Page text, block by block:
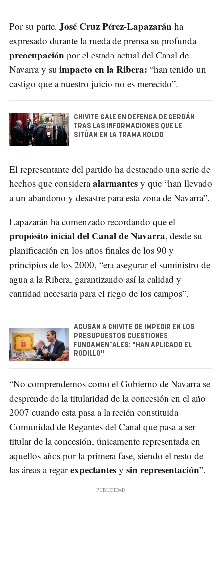
Por su parte, José Cruz Pérez-Lapazarán ha
expresado durante la rueda de prensa su profunda
preocupación por el estado actual del Canal de
Navarra y su impacto en la Ribera: “han tenido un
castigo que a nuestro juicio no es merecido”.
CHIVITE SALE EN DEFENSA DE CERDÁN
TRAS LAS INFORMACIONES QUE LE
SITÚAN EN LA TRAMA KOLDO
El representante del partido ha destacado una serie de
hechos que consideraalarmantes y que “han llevado
a un abandono y desastre para esta zona de Navarra”.
Lapazarán ha comenzado recordando que el
propósito inicial del Canal de Navarra, desde su
planificación en los años finales de los 90 y
principios de los 2000, “era asegurar el suministro de
agua a la Ribera, garantizando así la calidad y
cantidad necesaria para el riego de los campos”.
ACUSAN A CHIVITE DE IMPEDIR EN LOS
PRESUPUESTOS CUESTIONES
FUNDAMENTALES: "HAN APLICADO EL
RODILLO"
“No comprendemos como el Gobierno de Navarra se
desprende de la titularidad de la concesión en el año
2007 cuando esta pasa a la recién constituida
Comunidad de Regantes del Canal que pasa a ser
titular de la concesión, únicamente representada en
aquellos años por la primera fase, siendo el resto de
las áreas a regarexpectantes y sin representación”.